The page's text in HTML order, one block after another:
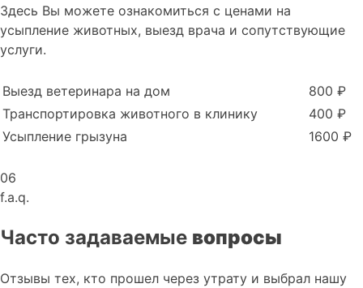
Здесь Вы можете ознакомиться с ценами на
усыпление животных, выезд врача и сопутствующие
услуги.
Выезд ветеринара на дом
800 ₽
Транспортировка животного в клинику
400 ₽
Усыпление грызуна
1600 ₽
06
f.a.q.
Часто задаваемые вопросы
Отзывы тех, кто прошел через утрату и выбрал нашу